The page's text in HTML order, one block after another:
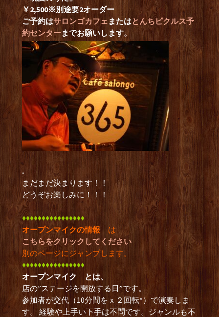
￥2,500※別途要2オーダー
ご予約はサロンゴカフェ またはとんちピクルス予
約センターまでお願いします。
.
まだまだ決まります！！
どうぞお楽しみに！！！
♦︎♦︎♦︎♦︎♦︎♦︎♦︎♦︎♦︎♦︎♦︎♦︎♦︎♦︎♦︎♦︎
オープンマイクの情報 は
こちらをクリックしてください
別のページにジャンプします。
♦︎♦︎♦︎♦︎♦︎♦︎♦︎♦︎♦︎♦︎♦︎♦︎♦︎♦︎♦︎♦︎
オープンマイク とは、
店の”ステージを開放する日”です。
参加者が交代（10分間をｘ２回転*）で演奏しま
す。 経験や上手い下手は不問です。ジャンルも不